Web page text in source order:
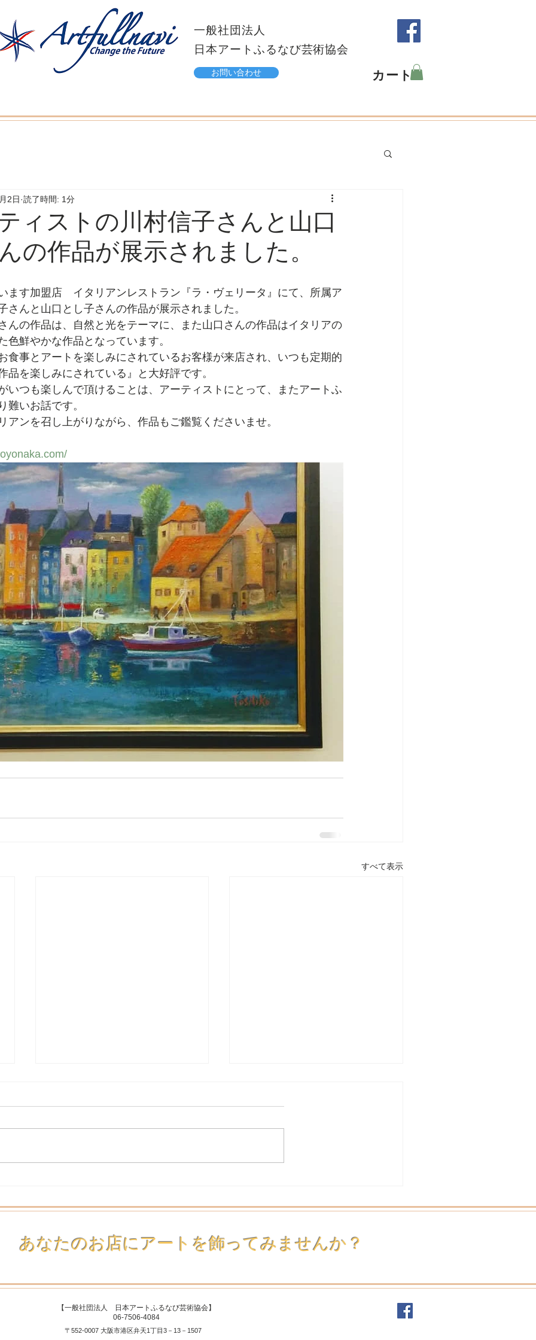
一般社団法人
日本アートふるなび芸術協会
お問い合わせ カート
ィストの川村信子さんと山口
の作品が展示されました。
2日 読了時間: 1分
ます加盟店　イタリアンレストラン『ラ・ヴェリータ』にて、所属ア
さんと山口とし子さんの作品が展示されました。
んの作品は、自然と光をテーマに、また山口さんの作品はイタリアの
色鮮やかな作品となっています。
食事とアートを楽しみにされているお客様が来店され、いつも定期的
品を楽しみにされている』と大好評です。
いつも楽しんで頂けることは、アーティストにとって、またアートふ
難いお話です。
アンを召し上がりながら、作品もご鑑覧くださいませ。
すべて表示
た。
た。
あなたのお店にアートを飾ってみませんか？
【一般社団法人 日本アートふるなび芸術協会】
06-7506-4084
〒552-0007 大阪市港区弁天1丁目3－13－1507